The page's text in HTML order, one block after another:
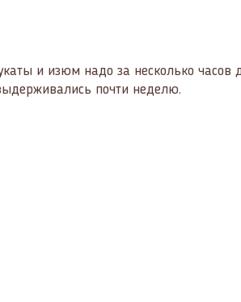
и изюм надо за несколько часов
почти неделю.